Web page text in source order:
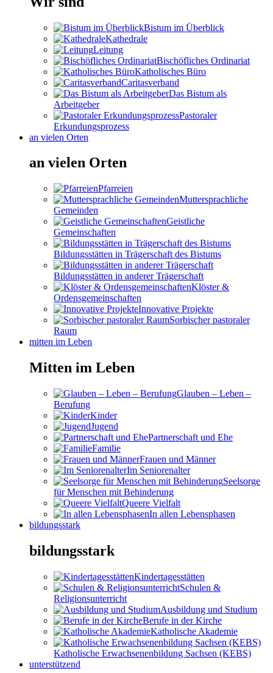
Bistum im Überblick
Kathedrale
Leitung
Bischöfliches Ordinariat
Katholisches Büro
Caritasverband
Das Bistum als
Arbeitgeber
Pastoraler
Erkundungsprozess
an vielen Orten
an vielen Orten
Pfarreien
Muttersprachliche
Gemeinden
Geistliche
Gemeinschaften
Bildungsstätten in Trägerschaft des Bistums
Bildungsstätten in anderer Trägerschaft
Klöster &
Ordensgemeinschaften
Innovative Projekte
Sorbischer pastoraler
Raum
mitten im Leben
Mitten im Leben
Glauben – Leben –
Berufung
Kinder
Jugend
Partnerschaft und Ehe
Familie
Frauen und Männer
Im Seniorenalter
Seelsorge
für Menschen mit Behinderung
Queere Vielfalt
In allen Lebensphasen
bildungsstark
bildungsstark
Kindertagesstätten
Schulen &
Religionsunterricht
Ausbildung und Studium
Berufe in der Kirche
Katholische Akademie
Katholische Erwachsenenbildung Sachsen (KEBS)
unterstützend